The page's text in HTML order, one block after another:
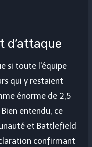
d’attaque
si toute l'équipe
qui y restaient
énorme de 2,5
entendu, ce
et Battlefield
confirmant